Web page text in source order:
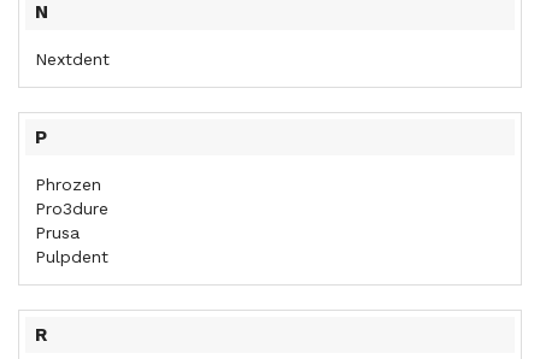
N
Nextdent
P
Phrozen
Pro3dure
Prusa
Pulpdent
R